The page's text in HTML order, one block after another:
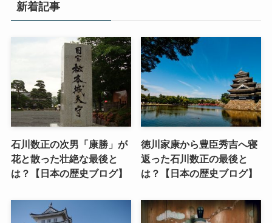
新着記事
石川数正の次男「康勝」が
花と散った壮絶な最後と
は？【日本の歴史ブログ】
徳川家康から豊臣秀吉へ寝
返った石川数正の最後と
は？【日本の歴史ブログ】